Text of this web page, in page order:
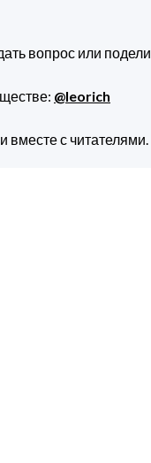
вопрос или
@leorich
вместе с читателями.